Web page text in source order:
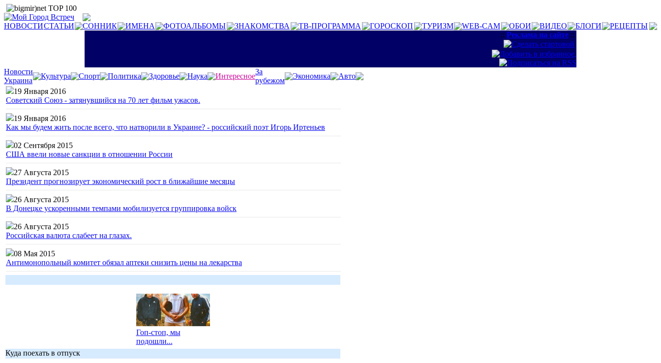
НОВОСТИСТАТЬИ СОННИК ИМЕНА ФОТОАЛЬБОМЫ ЗНАКОМСТВА ТВ-ПРОГРАММА ГОРОСКОП ТУРИЗМ WEB-CAM ОБОИ ВИДЕО БЛОГИ
РЕЦЕПТЫ
:: Реклама на сайте ::
Новости
Украина
Культура Спорт Политика Здоровье Наука Интересное
За
рубежом
Экономика
Авто
19 Января 2016
Советский Союз - затянувшийся на 70 лет фильм ужасов.
19 Января 2016
Как мы будем жить после всего, что натворили в Украине? - российский поэт Игорь Иртеньев
02 Сентября 2015
США ввели новые санкции в отношении России
27 Августа 2015
Президент прогнозирует экономический рост в ближайшие месяцы
26 Августа 2015
В Донецке ускоренными темпами мобилизуется группировка войск
26 Августа 2015
Российская валюта слабеет на глазах.
08 Мая 2015
Антимонопольный комитет обязал аптеки снизить цены на лекарства
Гоп-стоп, мы
подошли...
Куда поехать в отпуск